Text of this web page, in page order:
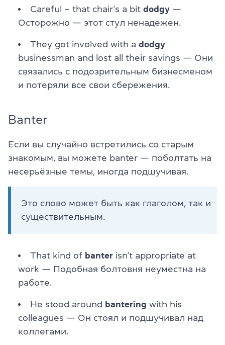
Careful – that chair’s a bit dodgy —
Осторожно — этот стул ненадежен.
They got involved with a dodgy
businessman and lost all their savings — Они
связались с подозрительным бизнесменом
и потеряли все свои сбережения.
Banter
Если вы случайно встретились со старым
знакомым, вы можете banter — поболтать на
несерьёзные темы, иногда подшучивая.
Это слово может быть как глаголом, так и
существительным.
That kind of banter isn’t appropriate at
work — Подобная болтовня неуместна на
работе.
He stood around bantering with his
colleagues — Он стоял и подшучивал над
коллегами.